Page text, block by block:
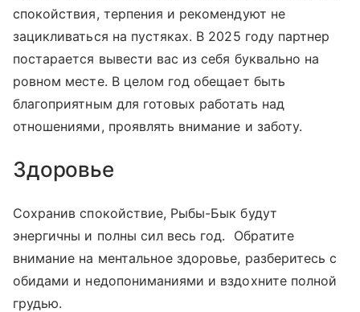
спокойствия, терпения и рекомендуют не
зацикливаться на пустяках. В 2025 году партнер
постарается вывести вас из себя буквально на
ровном месте. В целом год обещает быть
благоприятным для готовых работать над
отношениями, проявлять внимание и заботу.
Здоровье
Сохранив спокойствие, Рыбы-Бык будут
энергичны и полны сил весь год. Обратите
внимание на ментальное здоровье, разберитесь с
обидами и недопониманиями и вздохните полной
грудью.